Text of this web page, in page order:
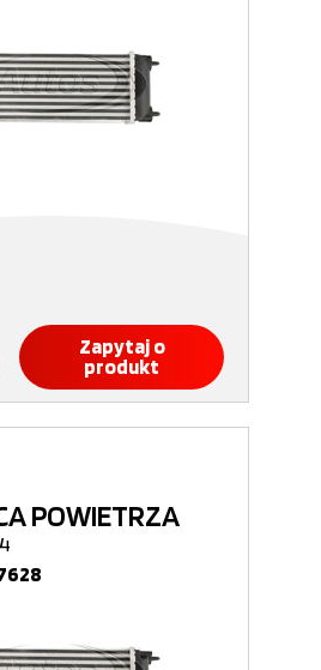
Zapytaj o
produkt
POWIETRZA